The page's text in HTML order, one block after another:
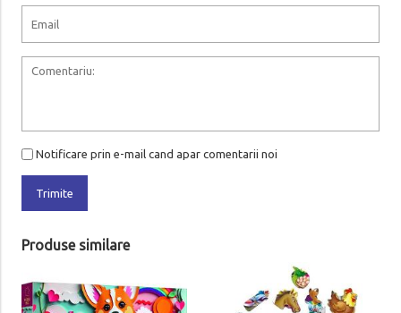
Notificare prin e-mail cand apar comentarii noi
Trimite
Produse similare